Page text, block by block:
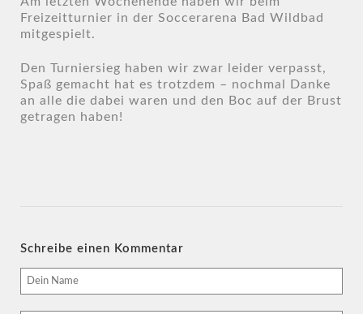
Freizeitturnier in der Soccerarena Bad Wildbad
mitgespielt.
Den Turniersieg haben wir zwar leider verpasst,
Spaß gemacht hat es trotzdem – nochmal Danke
an alle die dabei waren und den Boc auf der Brust
getragen haben!
Schreibe einen Kommentar